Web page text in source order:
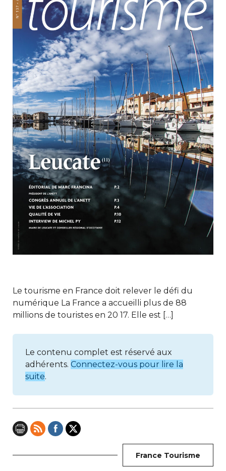
Le tourisme en France doit relever le défi du
numérique La France a accueilli plus de 88
millions de touristes en 20 17. Elle est […]
Le contenu complet est réservé aux
adhérents. Connectez-vous pour lire la
suite.
France Tourisme